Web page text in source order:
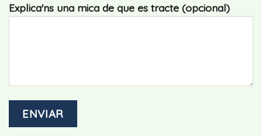
Explica'ns una mica de que es tracte (opcional)